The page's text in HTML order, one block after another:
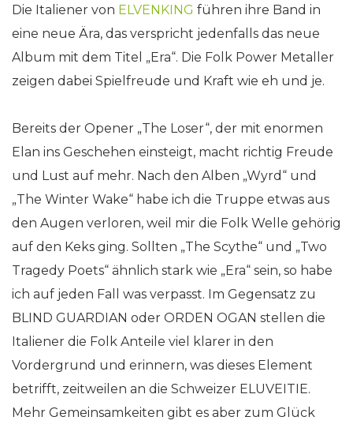
Die Italiener von ELVENKING führen ihre Band in
eine neue Ära, das verspricht jedenfalls das neue
Album mit dem Titel „Era“. Die Folk Power Metaller
zeigen dabei Spielfreude und Kraft wie eh und je.
Bereits der Opener „The Loser“, der mit enormen
Elan ins Geschehen einsteigt, macht richtig Freude
und Lust auf mehr. Nach den Alben „Wyrd“ und
„The Winter Wake“ habe ich die Truppe etwas aus
den Augen verloren, weil mir die Folk Welle gehörig
auf den Keks ging. Sollten „The Scythe“ und „Two
Tragedy Poets“ ähnlich stark wie „Era“ sein, so habe
ich auf jeden Fall was verpasst. Im Gegensatz zu
BLIND GUARDIAN oder ORDEN OGAN stellen die
Italiener die Folk Anteile viel klarer in den
Vordergrund und erinnern, was dieses Element
betrifft, zeitweilen an die Schweizer ELUVEITIE.
Mehr Gemeinsamkeiten gibt es aber zum Glück